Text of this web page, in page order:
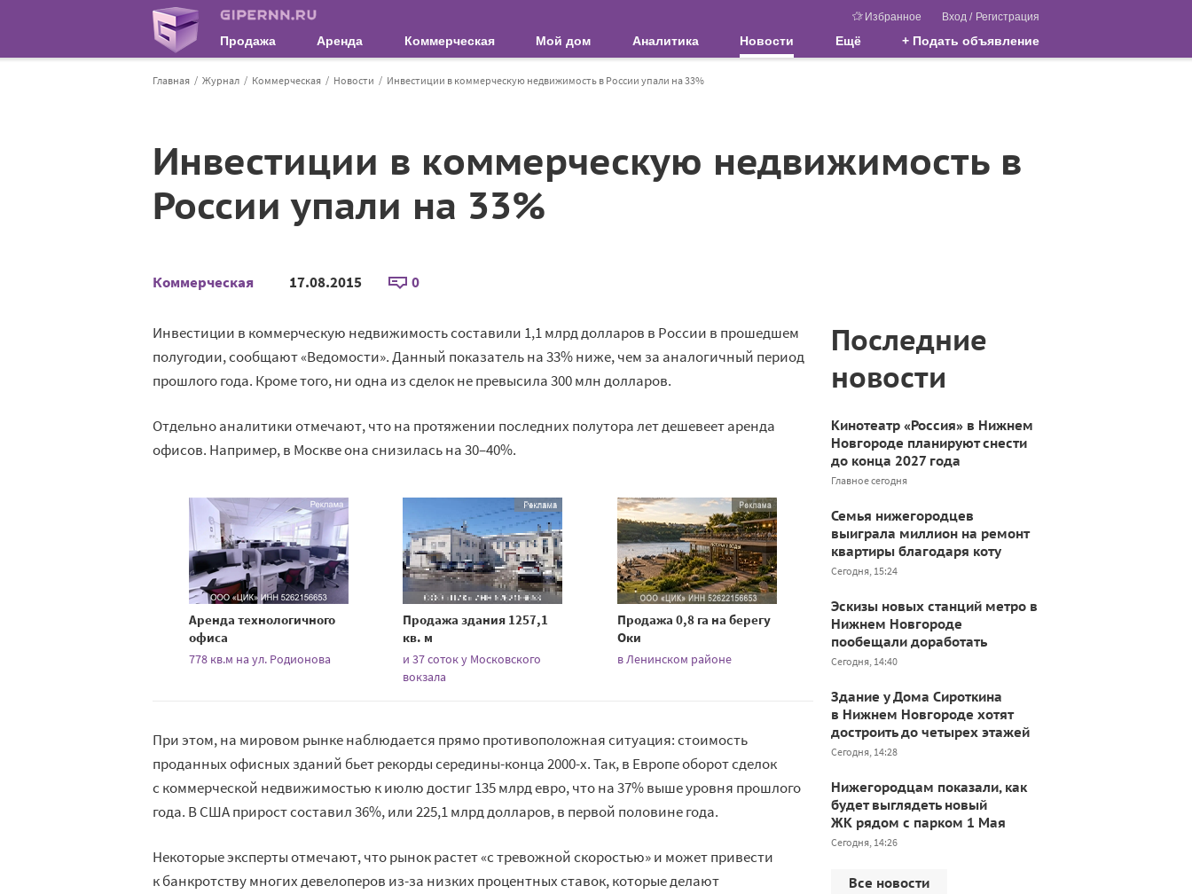
Избранное Вход / Регистрация
Продажа Аренда Коммерческая Мой дом Аналитика Новости Ещё + Подать объявление
Главная Журнал Коммерческая Новости Инвестиции в коммерческую недвижимость в России упали на 33%
Инвестиции в коммерческую недвижимость в
России упали на 33%
Коммерческая 17.08.2015 0
Инвестиции в коммерческую недвижимость составили 1,1 млрд долларов в России в прошедшем
полугодии, сообщают «Ведомости». Данный показатель на 33% ниже, чем за аналогичный период
прошлого года. Кроме того, ни одна из сделок не превысила 300 млн долларов.
Отдельно аналитики отмечают, что на протяжении последних полутора лет дешевеет аренда
офисов. Например, в Москве она снизилась на 30–40%.
Аренда технологичного
офиса
778 кв.м на ул. Родионова
Продажа здания 1257,1
кв. м
и 37 соток у Московского
вокзала
Продажа 0,8 га на берегу
Оки
в Ленинском районе
При этом, на мировом рынке наблюдается прямо противоположная ситуация: стоимость
проданных офисных зданий бьет рекорды середины-конца 2000-х. Так, в Европе оборот сделок
с коммерческой недвижимостью к июлю достиг 135 млрд евро, что на 37% выше уровня прошлого
года. В США прирост составил 36%, или 225,1 млрд долларов, в первой половине года.
Некоторые эксперты отмечают, что рынок растет «с тревожной скоростью» и может привести
к банкротству многих девелоперов из-за низких процентных ставок, которые делают
Последние
новости
Кинотеатр «Россия» в Нижнем
Новгороде планируют снести
до конца 2027 года
Главное сегодня
Семья нижегородцев
выиграла миллион на ремонт
квартиры благодаря коту
Сегодня, 15:24
Эскизы новых станций метро в
Нижнем Новгороде
пообещали доработать
Сегодня, 14:40
Здание у Дома Сироткина
в Нижнем Новгороде хотят
достроить до четырех этажей
Сегодня, 14:28
Нижегородцам показали, как
будет выглядеть новый
ЖК рядом с парком 1 Мая
Сегодня, 14:26
Все новости